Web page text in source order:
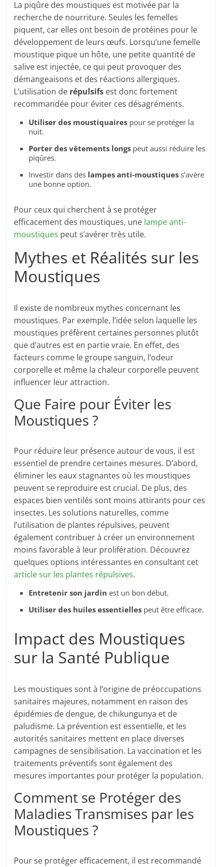
La piqûre des moustiques est motivée par la
recherche de nourriture. Seules les femelles
piquent, car elles ont besoin de protéines pour le
développement de leurs œufs. Lorsqu’une femelle
moustique pique un hôte, une petite quantité de
salive est injectée, ce qui peut provoquer des
démangeaisons et des réactions allergiques.
L’utilisation de répulsifs est donc fortement
recommandée pour éviter ces désagréments.
Utiliser des moustiquaires pour se protéger la
nuit.
Porter des vêtements longs peut aussi réduire les
piqûres.
Investir dans des lampes anti-moustiques s’avère
une bonne option.
Pour ceux qui cherchent à se protéger
efficacement des moustiques, une lampe anti-
moustiques peut s’avérer très utile.
Mythes et Réalités sur les
Moustiques
Il existe de nombreux mythes concernant les
moustiques. Par exemple, l’idée selon laquelle les
moustiques préfèrent certaines personnes plutôt
que d’autres est en partie vraie. En effet, des
facteurs comme le groupe sanguin, l’odeur
corporelle et même la chaleur corporelle peuvent
influencer leur attraction.
Que Faire pour Éviter les
Moustiques ?
Pour réduire leur présence autour de vous, il est
essentiel de prendre certaines mesures. D’abord,
éliminer les eaux stagnantes où les moustiques
peuvent se reproduire est crucial. De plus, des
espaces bien ventilés sont moins attirants pour ces
insectes. Les solutions naturelles, comme
l’utilisation de plantes répulsives, peuvent
également contribuer à créer un environnement
moins favorable à leur prolifération. Découvrez
quelques options intéressantes en consultant cet
article sur les plantes répulsives.
Entretenir son jardin est un bon début.
Utiliser des huiles essentielles peut être efficace.
Impact des Moustiques
sur la Santé Publique
Les moustiques sont à l’origine de préoccupations
sanitaires majeures, notamment en raison des
épidémies de dengue, de chikungunya et de
paludisme. La prévention est essentielle, et les
autorités sanitaires mettent en place diverses
campagnes de sensibilisation. La vaccination et les
traitements préventifs sont également des
mesures importantes pour protéger la population.
Comment se Protéger des
Maladies Transmises par les
Moustiques ?
Pour se protéger efficacement, il est recommandé